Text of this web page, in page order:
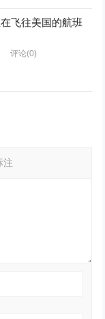
飞往美国的航班
评论(0)
注